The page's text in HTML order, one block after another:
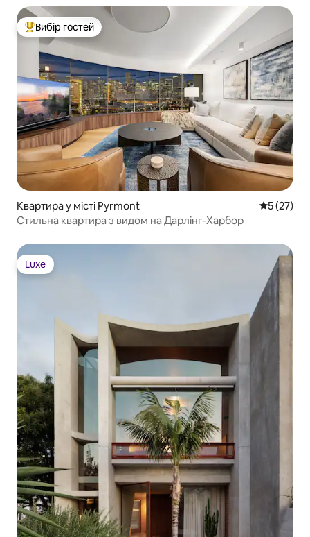
Топ вибір гостей
Вибір гостей
Квартира у місті Pyrmont Середня
5 (27)
Стильна квартира з видом на Дарлінг-Харбор
Luxe
Luxe